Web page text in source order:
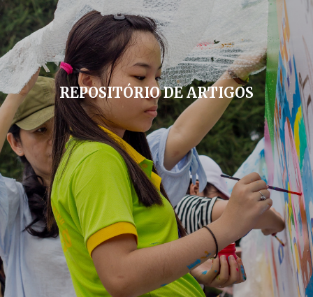
REPOSITÓRIO DE ARTIGOS